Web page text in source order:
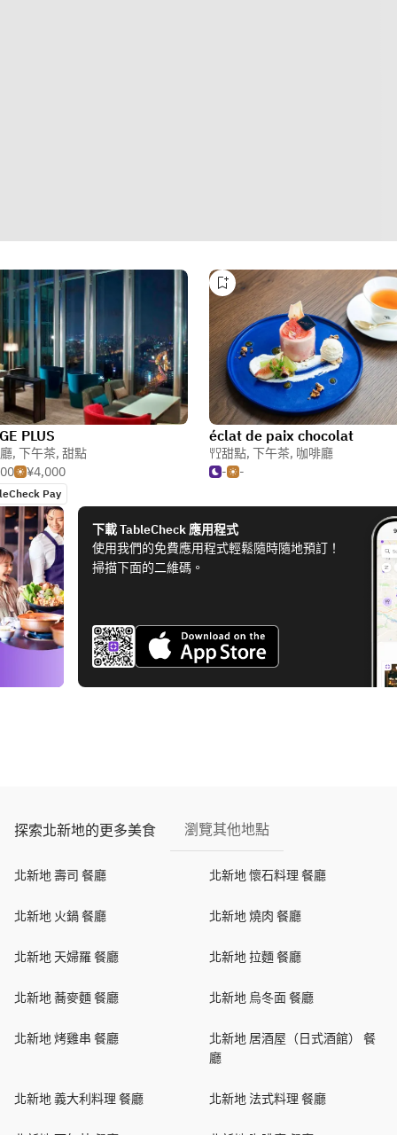
PLUS
, 下午茶, 甜點
¥4,000
Pay
éclat de paix chocolat
甜點, 下午茶, 咖啡廳
-
-
下載 TableCheck 應用程式
使用我們的免費應用程式輕鬆隨時隨地預訂！
掃描下面的二維碼。
探索北新地的更多美食 瀏覽其他地點
北新地 壽司 餐廳 北新地 懷石料理 餐廳
北新地 火鍋 餐廳 北新地 燒肉 餐廳
北新地 天婦羅 餐廳 北新地 拉麵 餐廳
北新地 蕎麥麵 餐廳 北新地 烏冬面 餐廳
北新地 烤雞串 餐廳
北新地 居酒屋（日式酒館） 餐
廳
北新地 義大利料理 餐廳 北新地 法式料理 餐廳